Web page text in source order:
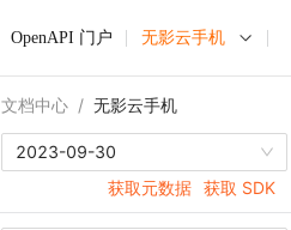
OpenAPI 门户 无影云手机
文档中心 / 无影云手机
2023-09-30
获取元数据 获取 SDK